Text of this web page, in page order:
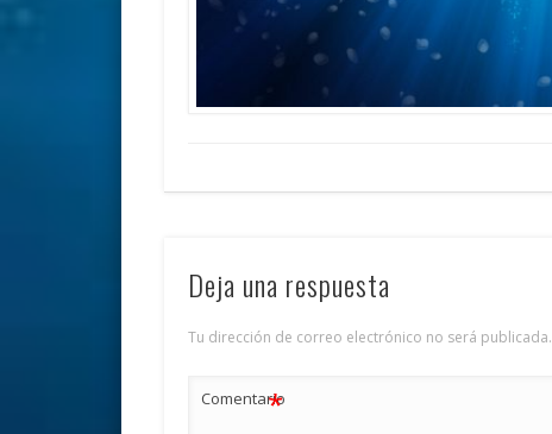
Deja una respuesta
Tu dirección de correo electrónico no será publicada.
Comentario
*